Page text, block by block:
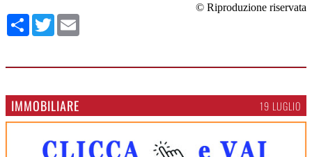
© Riproduzione riservata
Condividi
Twitter
IMMOBILIARE 19 LUGLIO